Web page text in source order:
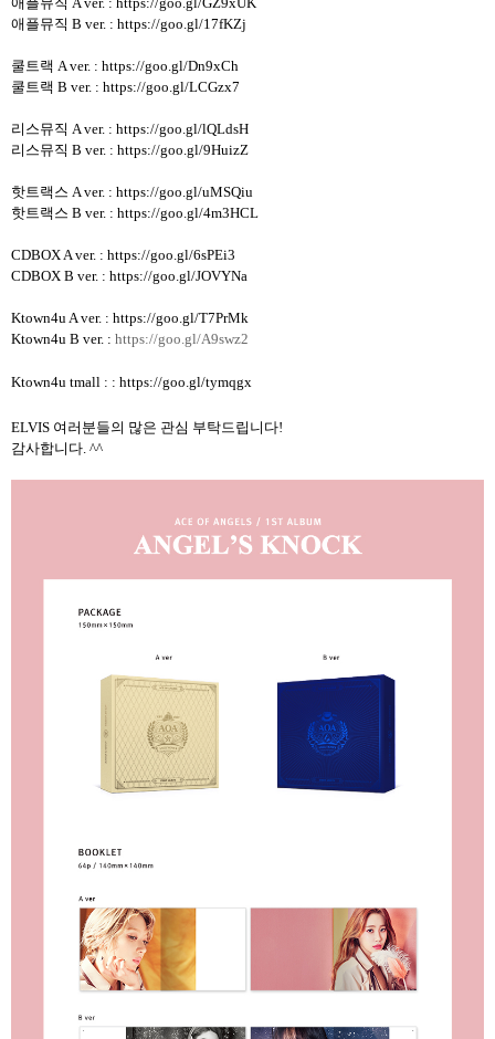
애플뮤직 B ver. : https://goo.gl/17fKZj
쿨트랙 A ver. : https://goo.gl/Dn9xCh
쿨트랙 B ver. : https://goo.gl/LCGzx7
리스뮤직 A ver. : https://goo.gl/lQLdsH
리스뮤직 B ver. : https://goo.gl/9HuizZ
핫트랙스 A ver. : https://goo.gl/uMSQiu
핫트랙스 B ver. : https://goo.gl/4m3HCL
CDBOX A ver. : https://goo.gl/6sPEi3
CDBOX B ver. : https://goo.gl/JOVYNa
Ktown4u A ver. : https://goo.gl/T7PrMk
Ktown4u B ver. : https://goo.gl/A9swz2
Ktown4u tmall : : https://goo.gl/tymqgx
ELVIS 여러분들의 많은 관심 부탁드립니다!
감사합니다. ^^